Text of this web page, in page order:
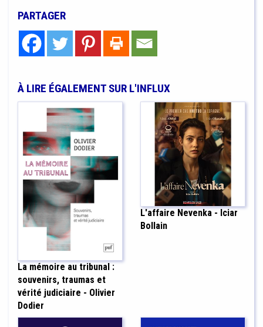
PARTAGER
À LIRE ÉGALEMENT SUR L'INFLUX
La mémoire au tribunal :
souvenirs, traumas et
vérité judiciaire - Olivier
Dodier
L'affaire Nevenka - Iciar
Bollain